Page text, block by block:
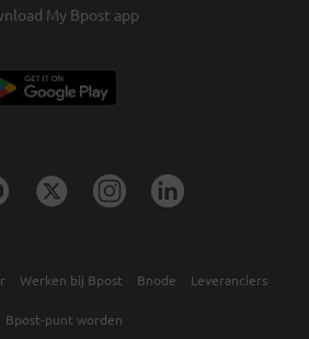
My Bpost app
Werken bij Bpost Bnode Leveranciers
Bpost-punt worden